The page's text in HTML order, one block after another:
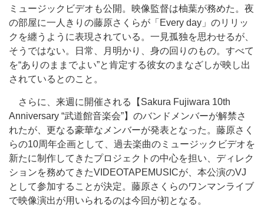
ミュージックビデオも公開。映像監督は柚葉が務めた。夜
の部屋に一人きりの藤原さくらが「Every day」のリリッ
クを纏うように表現されている。一見孤独を思わせるが、
そうではない。日常、月明かり、身の回りのもの。すべて
を“ありのままでよい”と肯定する彼女のまなざしが映し出
されているとのこと。
さらに、来週に開催される【Sakura Fujiwara 10th
Anniversary “武道館音楽会”】のバンドメンバーが解禁さ
れたが、更なる豪華なメンバーが発表となった。藤原さく
らの10周年企画として、過去楽曲のミュージックビデオを
新たに制作してきたプロジェクトの中心を担い、ディレク
ションを務めてきたVIDEOTAPEMUSICが、本公演のVJ
として参加することが決定。藤原さくらのワンマンライブ
で映像演出が用いられるのは今回が初となる。